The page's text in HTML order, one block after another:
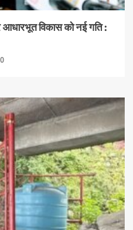
विकास को नई गति :
0